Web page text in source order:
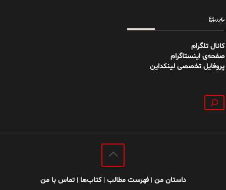
سایر رسانه‌ها
کانال تلگرام
صفحه‌ی اینستاگرام
پروفایل تخصصی لینکداین
جستجو
داستان من |فهرست مطالب |کتاب‌ها |تماس با من